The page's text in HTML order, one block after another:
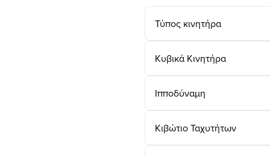
Τύπος κινητήρα
Κυβικά Κινητήρα
Ιπποδύναμη
Κιβώτιο Ταχυτήτων